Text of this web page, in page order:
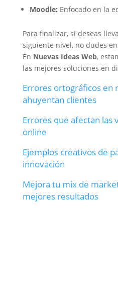
Moodle: Enfocado en la
Para finalizar, si deseas
siguiente nivel, no dudes
En Nuevas Ideas Web,
las mejores soluciones en
Errores ortográficos en
ahuyentan clientes
Errores que afectan las
online
Ejemplos creativos de
innovación
Mejora tu mix de
mejores resultados